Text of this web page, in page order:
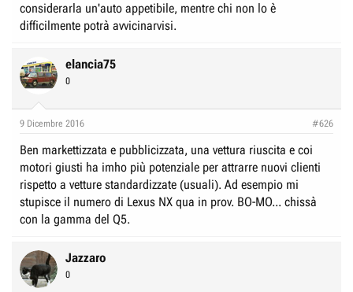
considerarla un'auto appetibile, mentre chi non lo è
difficilmente potrà avvicinarvisi.
elancia75
0
9 Dicembre 2016 #626
Ben markettizzata e pubblicizzata, una vettura riuscita e coi
motori giusti ha imho più potenziale per attrarre nuovi clienti
rispetto a vetture standardizzate (usuali). Ad esempio mi
stupisce il numero di Lexus NX qua in prov. BO-MO... chissà
con la gamma del Q5.
Jazzaro
0